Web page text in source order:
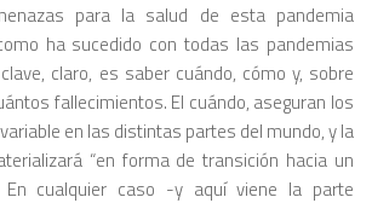
para la salud de esta pandemia
ha sucedido con todas las pandemias
claro, es saber cuándo, cómo y, sobre
fallecimientos. El cuándo, aseguran los
en las distintas partes del mundo, y la
“en forma de transición hacia un
En cualquier caso -y aquí viene la parte